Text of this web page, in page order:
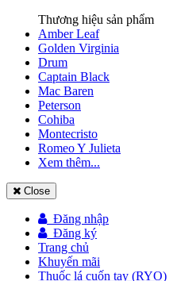
Thương hiệu sản phẩm
Amber Leaf
Golden Virginia
Drum
Captain Black
Mac Baren
Peterson
Cohiba
Montecristo
Romeo Y Julieta
Xem thêm...
Close
Đăng nhập
Đăng ký
Trang chủ
Khuyến mãi
Thuốc lá cuốn tay (RYO)